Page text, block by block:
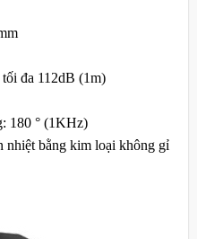
đa 112dB (1m)
180 ° (1KHz)
nhiệt bằng kim loại không gỉ